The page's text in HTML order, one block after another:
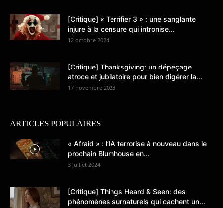
[Critique] « Terrifier 3 » : une sanglante
injure à la censure qui intronise...
12 octobre 2024
[Critique] Thanksgiving: un dépeçage
atroce et jubilatoire pour bien digérer la...
17 novembre 2023
ARTICLES POPULAIRES
« Afraid » : l’IA terrorise à nouveau dans le
prochain Blumhouse en...
3 juillet 2024
[Critique] Things Heard & Seen: des
phénomènes surnaturels qui cachent un...